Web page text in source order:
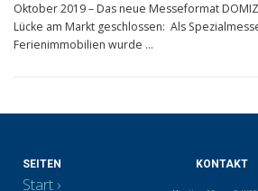
Oktober 2019 – Das neue Messeformat
Lücke am Markt geschlossen: Als
Ferienimmobilien wurde …
SEITEN
Start
KONTAKT